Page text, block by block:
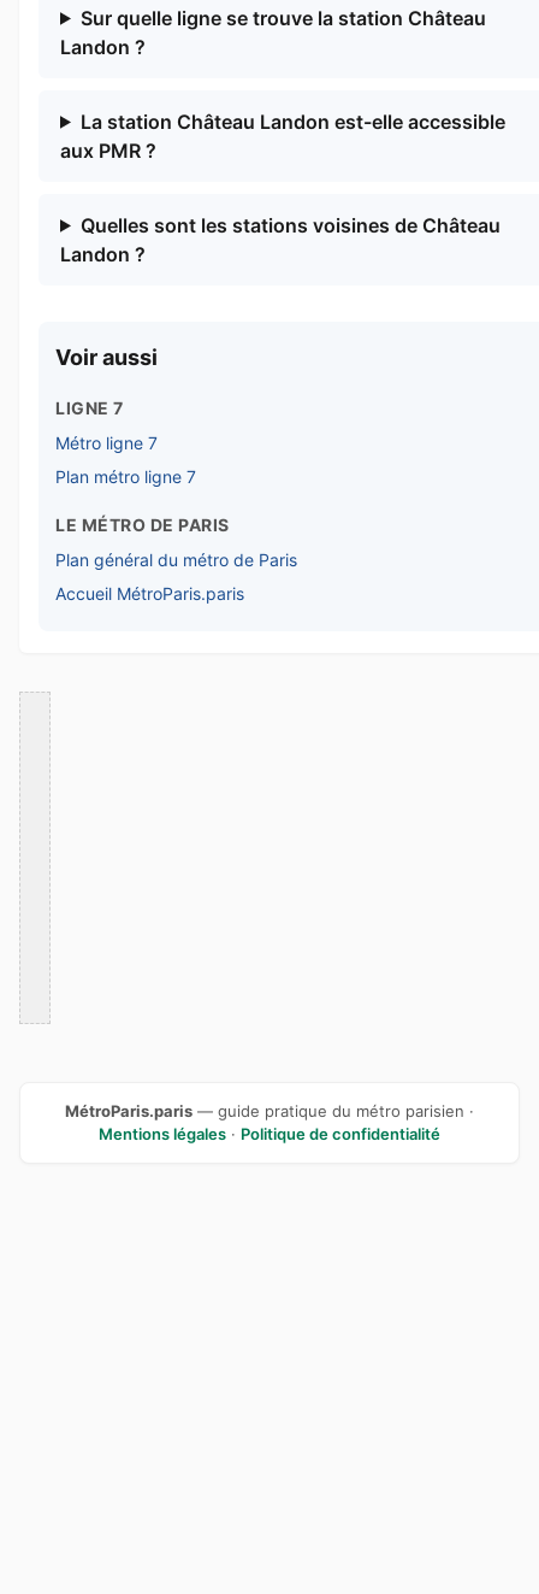
Sur quelle ligne se trouve la station Château
Landon ?
La station Château Landon est-elle accessible
aux PMR ?
Quelles sont les stations voisines de Château
Landon ?
Voir aussi
LIGNE 7
Métro ligne 7
Plan métro ligne 7
LE MÉTRO DE PARIS
Plan général du métro de Paris
Accueil MétroParis.paris
MétroParis.paris — guide pratique du métro parisien ·
Mentions légales · Politique de confidentialité